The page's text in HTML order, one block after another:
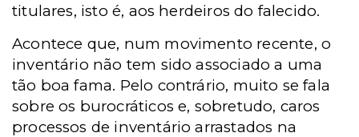
titulares, isto é, aos herdeiros do falecido.
Acontece que, num movimento recente, o
inventário não tem sido associado a uma
tão boa fama. Pelo contrário, muito se fala
sobre os burocráticos e, sobretudo, caros
processos de inventário arrastados na